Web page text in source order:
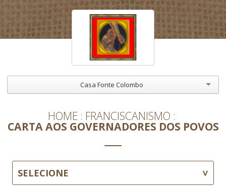
Casa Fonte Colombo
HOME FRANCISCANISMO
CARTA AOS GOVERNADORES DOS POVOS
SELECIONE